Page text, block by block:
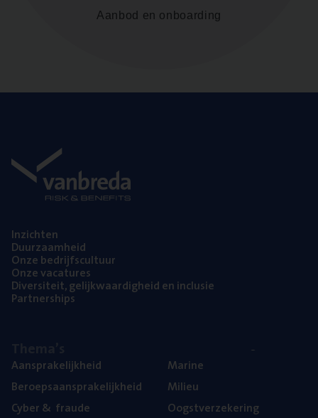
Aanbod en onboarding
Inzich­ten
Duur­zaam­heid
Onze bedrijfs­cul­tuur
Onze vaca­tu­res
Diver­si­teit, gelijk­waar­dig­heid en inclusie
Part­ner­ships
Aan­spra­ke­lijk­heid
Beroeps­aan­spra­ke­lijk­heid
Cyber& fraude
Mari­ne
Mili­eu
Oogst­ver­ze­ke­ring